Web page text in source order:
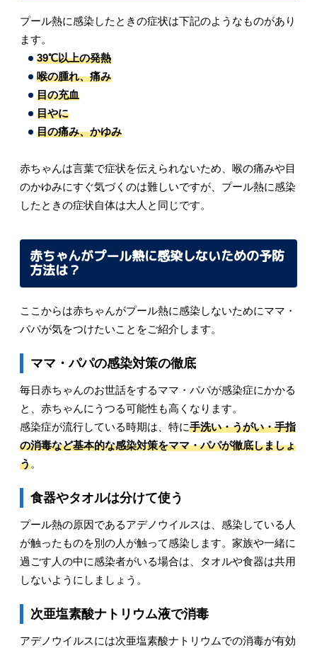
プール熱に感染したときの症状は下記のようなものがあり
ます。
39℃以上の発熱
喉の腫れ、痛み
目の充血
目やに
目の痛み、かゆみ
赤ちゃんは言葉で症状を伝えられないため、喉の痛みや目
のかゆみにすぐ気づくのは難しいですが、プール熱に感染
したときの症状自体は大人と同じです。
赤ちゃんがプール熱に感染しないための予防
方法は？
ここからは赤ちゃんがプール熱に感染しないためにママ・
パパが気をつけたいことをご紹介します。
ママ・パパの感染対策の徹底
毎日赤ちゃんのお世話をするママ・パパが感染症にかかる
と、赤ちゃんにうつる可能性も高くなります。
感染症が流行している時期は、特に手洗い・うがい・手指
の消毒など基本的な感染対策をママ・パパが徹底しましょ
う。
食器やタオルは分けて使う
プール熱の原因であるアデノウイルスは、感染している人
が触ったものを別の人が触って感染します。家族や一緒に
過ごす人の中に感染者がいる場合は、タオルや食器は共用
しないようにしましょう。
次亜塩素酸ナトリウム液で消毒
アデノウイルスには次亜塩素酸ナトリウムでの消毒が有効